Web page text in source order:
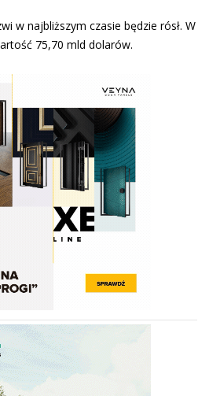
w najbliższym czasie będzie rósł. W
75,70 mld dolarów.